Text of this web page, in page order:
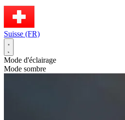
Suisse (FR)
Mode d'éclairage
Mode sombre